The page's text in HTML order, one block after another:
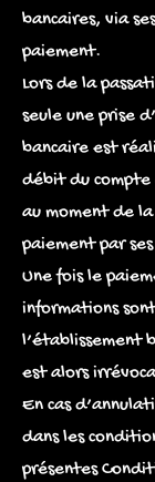
bancaires, via
paiement.
Lors de la
seule une prise
bancaire est
débit du
au moment de
paiement par ses
Une fois le
informations
l’établissement
est alors
En cas
dans les
présentes